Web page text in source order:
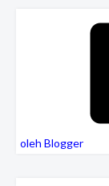
oleh Blogger